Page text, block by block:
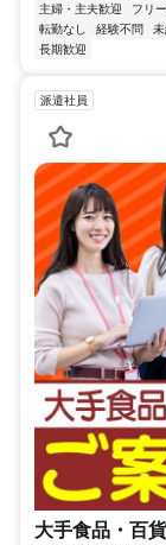
主婦・主夫歓迎
フリ
転勤なし
経験不問
長期歓迎
派遣社員
大手食品・百